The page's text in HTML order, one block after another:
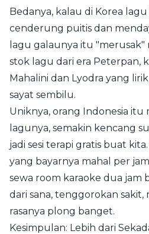
Bedanya, kalau di Korea
cenderung puitis dan
lagu galaunya itu "merusak"
stok lagu dari era Peterpan,
Mahalini dan Lyodra yang
sayat sembilu.
Uniknya, orang Indonesia itu
lagunya, semakin kencang
jadi sesi terapi gratis buat
yang bayarnya mahal per
sewa room karaoke dua jam
dari sana, tenggorokan sakit,
rasanya plong banget.
Kesimpulan: Lebih dari